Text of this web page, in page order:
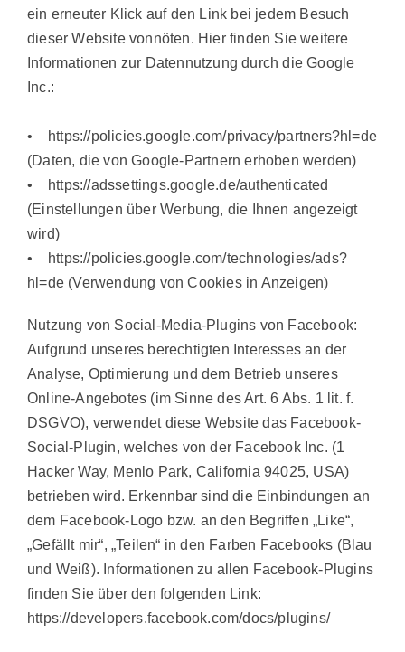
ein erneuter Klick auf den Link bei jedem Besuch
dieser Website vonnöten. Hier finden Sie weitere
Informationen zur Datennutzung durch die Google
Inc.:
• https://policies.google.com/privacy/partners?hl=de
(Daten, die von Google-Partnern erhoben werden)
• https://adssettings.google.de/authenticated
(Einstellungen über Werbung, die Ihnen angezeigt
wird)
• https://policies.google.com/technologies/ads?
hl=de (Verwendung von Cookies in Anzeigen)
Nutzung von Social-Media-Plugins von Facebook:
Aufgrund unseres berechtigten Interesses an der
Analyse, Optimierung und dem Betrieb unseres
Online-Angebotes (im Sinne des Art. 6 Abs. 1 lit. f.
DSGVO), verwendet diese Website das Facebook-
Social-Plugin, welches von der Facebook Inc. (1
Hacker Way, Menlo Park, California 94025, USA)
betrieben wird. Erkennbar sind die Einbindungen an
dem Facebook-Logo bzw. an den Begriffen „Like“,
„Gefällt mir“, „Teilen“ in den Farben Facebooks (Blau
und Weiß). Informationen zu allen Facebook-Plugins
finden Sie über den folgenden Link:
https://developers.facebook.com/docs/plugins/